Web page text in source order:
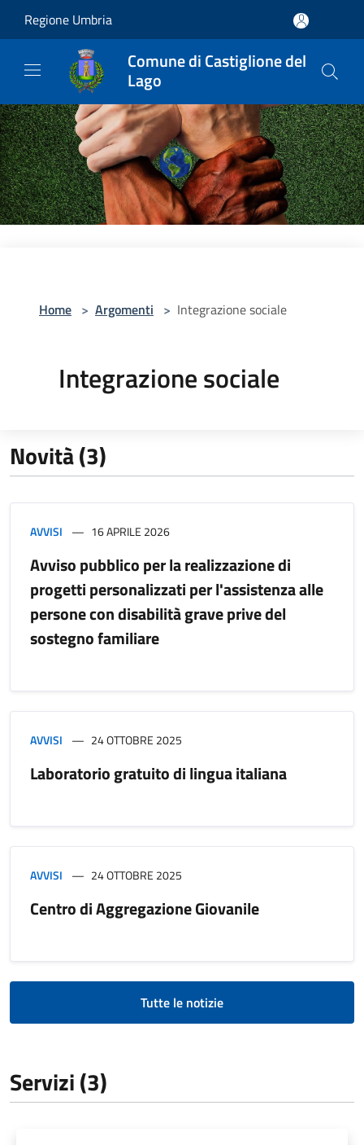
Regione Umbria
Comune di Castiglione del
Lago
Home > Argomenti > Integrazione sociale
Integrazione sociale
Novità (3)
AVVISI 16 APRILE 2026
Avviso pubblico per la realizzazione di
progetti personalizzati per l'assistenza alle
persone con disabilità grave prive del
sostegno familiare
AVVISI 24 OTTOBRE 2025
Laboratorio gratuito di lingua italiana
AVVISI 24 OTTOBRE 2025
Centro di Aggregazione Giovanile
Tutte le notizie
Servizi (3)